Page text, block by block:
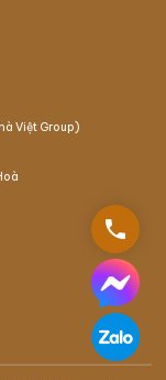
Việt Group)
phone